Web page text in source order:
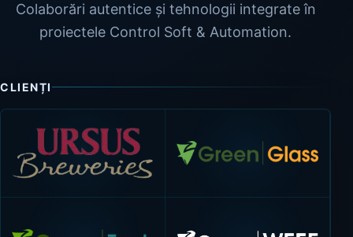
Colaborări autentice și tehnologii integrate în
proiectele Control Soft & Automation.
CLIENȚI